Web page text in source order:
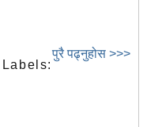
पुरै पढ्नुहोस >>>
Labels: